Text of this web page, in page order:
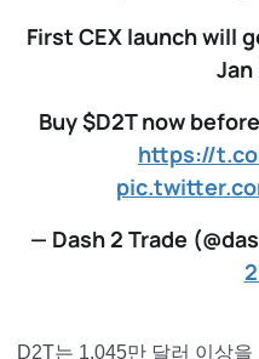
First CEX launch will
Buy $D2T now
https://
— Dash 2 Trade
D2T는 1,045만 달러 이상